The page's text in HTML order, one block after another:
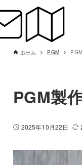
ホーム PGM
PGM製
2025年10月22日